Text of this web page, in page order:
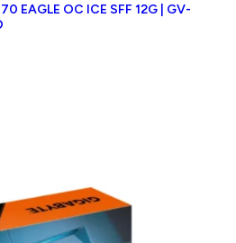
EAGLE OC ICE SFF 12G | GV-